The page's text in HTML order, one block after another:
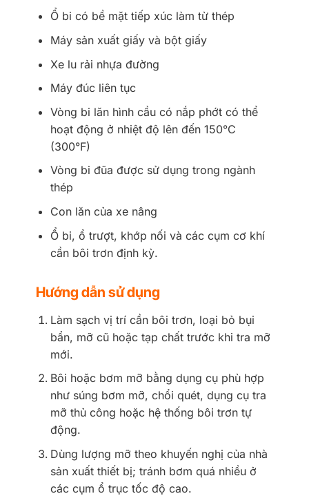
Ổ bi có bề mặt tiếp xúc làm từ thép
Máy sản xuất giấy và bột giấy
Xe lu rải nhựa đường
Máy đúc liên tục
Vòng bi lăn hình cầu có nắp phớt có thể
hoạt động ở nhiệt độ lên đến 150°C
(300°F)
Vòng bi đũa được sử dụng trong ngành
thép
Con lăn của xe nâng
Ổ bi, ổ trượt, khớp nối và các cụm cơ khí
cần bôi trơn định kỳ.
Hướng dẫn sử dụng
Làm sạch vị trí cần bôi trơn, loại bỏ bụi
bẩn, mỡ cũ hoặc tạp chất trước khi tra mỡ
mới.
Bôi hoặc bơm mỡ bằng dụng cụ phù hợp
như súng bơm mỡ, chổi quét, dụng cụ tra
mỡ thủ công hoặc hệ thống bôi trơn tự
động.
Dùng lượng mỡ theo khuyến nghị của nhà
sản xuất thiết bị; tránh bơm quá nhiều ở
các cụm ổ trục tốc độ cao.